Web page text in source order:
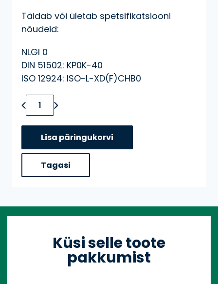
Täidab või ületab spetsifikatsiooni
nõudeid:
NLGI 0
DIN 51502: KP0K-40
ISO 12924: ISO-L-XD(F)CHB0
Neste OH Grease 0 kogus
Lisa päringukorvi
Tagasi
Küsi selle toote
pakkumist